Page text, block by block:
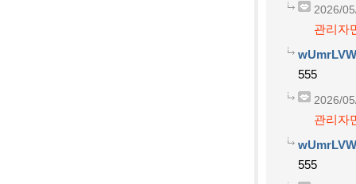
2026/
관리자
555
2026/
관리자
555